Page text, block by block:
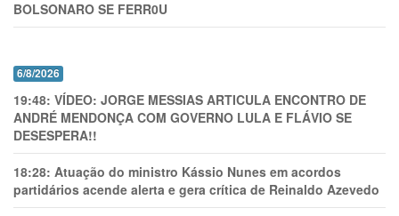
BOLSONARO SE FERR0U
6/8/2026
19:48: VÍDEO: JORGE MESSIAS ARTICULA ENCONTRO DE
ANDRÉ MENDONÇA COM GOVERNO LULA E FLÁVIO SE
DESESPERA!!
18:28: Atuação do ministro Kássio Nunes em acordos
partidários acende alerta e gera crítica de Reinaldo Azevedo